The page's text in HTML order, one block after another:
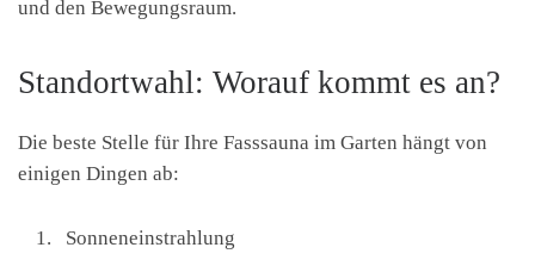
und den Bewegungsraum.
Standortwahl: Worauf kommt es an?
Die beste Stelle für Ihre Fasssauna im Garten hängt von
einigen Dingen ab:
Sonneneinstrahlung